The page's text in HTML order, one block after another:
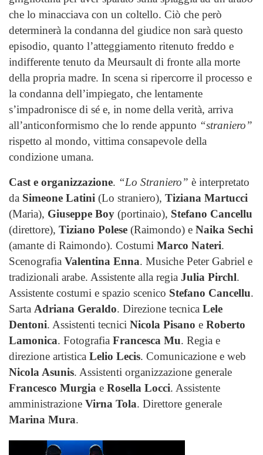
che lo minacciava con un coltello. Ciò che però
determinerà la condanna del giudice non sarà questo
episodio, quanto l’atteggiamento ritenuto freddo e
indifferente tenuto da Meursault di fronte alla morte
della propria madre. In scena si ripercorre il processo e
la condanna dell’impiegato, che lentamente
s’impadronisce di sé e, in nome della verità, arriva
all’anticonformismo che lo rende appunto “straniero”
rispetto al mondo, vittima consapevole della
condizione umana.
Cast e organizzazione. “Lo Straniero” è interpretato
da Simeone Latini (Lo straniero), Tiziana Martucci
(Maria), Giuseppe Boy (portinaio), Stefano Cancellu
(direttore), Tiziano Polese (Raimondo) e Naika Sechi
(amante di Raimondo). Costumi Marco Nateri.
Scenografia Valentina Enna. Musiche Peter Gabriel e
tradizionali arabe. Assistente alla regia Julia Pirchl.
Assistente costumi e spazio scenico Stefano Cancellu.
Sarta Adriana Geraldo. Direzione tecnica Lele
Dentoni. Assistenti tecnici Nicola Pisano e Roberto
Lamonica. Fotografia Francesca Mu. Regia e
direzione artistica Lelio Lecis. Comunicazione e web
Nicola Asunis. Assistenti organizzazione generale
Francesco Murgia e Rosella Locci. Assistente
amministrazione Virna Tola. Direttore generale
Marina Mura.